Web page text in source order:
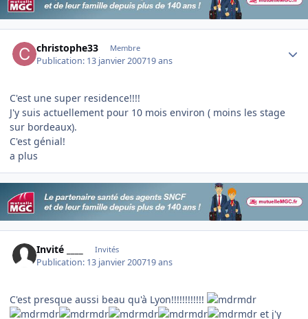
christophe33 Membre
Publication: 13 janvier 200719 ans
C'est une super residence!!!!
J'y suis actuellement pour 10 mois environ ( moins les stage
sur bordeaux).
C'est génial!
a plus
Invité ____ Invités
Publication: 13 janvier 200719 ans
C'est presque aussi beau qu'à Lyon!!!!!!!!!!!!
et j'y